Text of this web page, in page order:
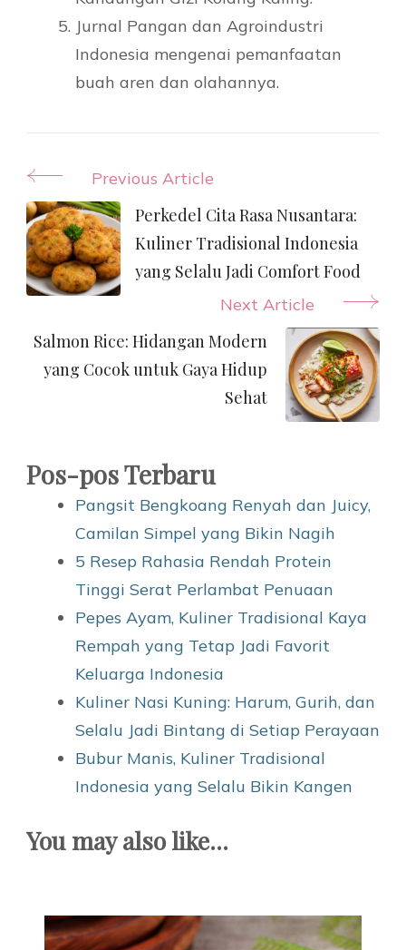
Jurnal Pangan dan Agroindustri
Indonesia mengenai pemanfaatan
buah aren dan olahannya.
Post
Navigation
Previous Article
Perkedel Cita Rasa Nusantara:
Kuliner Tradisional Indonesia
yang Selalu Jadi Comfort Food
Next Article
Salmon Rice: Hidangan Modern
yang Cocok untuk Gaya Hidup
Sehat
Pos-pos Terbaru
Pangsit Bengkoang Renyah dan Juicy,
Camilan Simpel yang Bikin Nagih
5 Resep Rahasia Rendah Protein
Tinggi Serat Perlambat Penuaan
Pepes Ayam, Kuliner Tradisional Kaya
Rempah yang Tetap Jadi Favorit
Keluarga Indonesia
Kuliner Nasi Kuning: Harum, Gurih, dan
Selalu Jadi Bintang di Setiap Perayaan
Bubur Manis, Kuliner Tradisional
Indonesia yang Selalu Bikin Kangen
You may also like...